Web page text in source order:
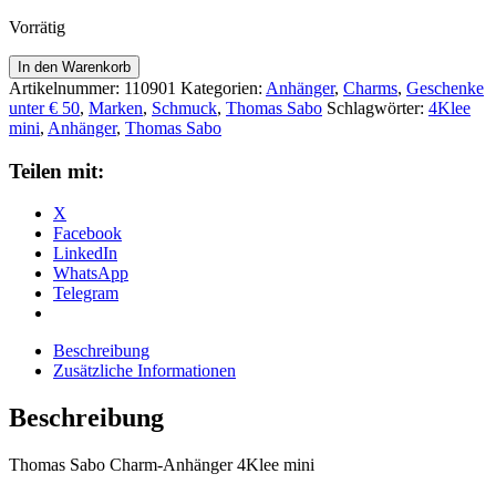
Vorrätig
Thomas
Sabo
Anhänger
4Klee
0884-
001-
Menge
In den Warenkorb
Artikelnummer: 110901 Kategorien: Anhänger, Charms, Geschenke
unter € 50, Marken, Schmuck, Thomas Sabo Schlagwörter: 4Klee
mini, Anhänger, Thomas Sabo
Teilen mit:
X
Facebook
LinkedIn
WhatsApp
Telegram
Beschreibung
Zusätzliche Informationen
Beschreibung
Thomas Sabo Charm-Anhänger 4Klee mini